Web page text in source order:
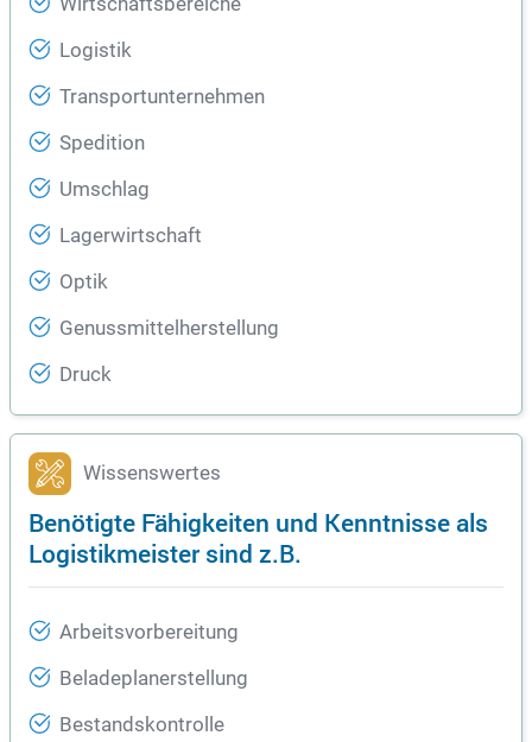
Wirtschaftsbereiche
Logistik
Transportunternehmen
Spedition
Umschlag
Lagerwirtschaft
Optik
Genussmittelherstellung
Druck
Wissenswertes
Benötigte Fähigkeiten und Kenntnisse als
Logistikmeister sind z.B.
Arbeitsvorbereitung
Beladeplanerstellung
Bestandskontrolle